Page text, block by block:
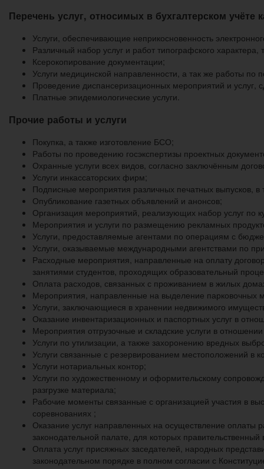
Перечень услуг, относимых в бухгалтерском
Услуги, обеспечивающие неприкосновенность
Различный набор услуг и работ типографского характера,
Ксерокопирование документации;
Услуги медицинской направленности, а так же работы
Проведение диспансеризационных мероприятий и услуг,
Платные эпидемиологические услуги.
Прочие работы и услуги
Покупка, а также изготовление БСО;
Работы по проведению госэкспертизы проектных
Охранные услуги всех видов, согласно заключённым
Услуги инкассаторских фирм;
Подписные мероприятия различных печатных выпусков, в
Опубликование газетных объявлений и анонсов;
Организация мероприятий, реализующих набор услуг по
Мероприятия и услуги по размещению рекламных
Услуги, предоставляемые агентами по операциям с
Услуги, оказываемые международными агентствами по
Расходные мероприятия, направленные на оплату
занятиями студентов, проходящих образовательный
Оплата расходов, связанных с проживанием в жилых
Мероприятия, направленные на выделение парковочных
Услуги, заключающиеся в хранении недвижимого
Оказание инвентаризационных и паспортных услуг в
Мероприятия отгрузочные и складские услуги в
Услуги по утилизации, а также захоронению вредных
Услуги связанные с резервированием местоположений в
Услуги нотариальных контор;
Услуги по художественному и оформительскому
разгрузке материала;
Рабочие моменты связанные с организацией участия в
соревнованиях ;
Оказание услуг направленных на осуществление оплаты
законодательной палате, для которых
Оплата услуг присяжных заседателей, народных
законодательном порядке в полном согласии с